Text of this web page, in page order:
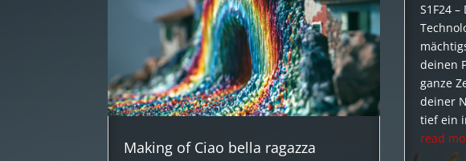
Making of Ciao bella ragazza
S1F24
deinen
ganze
deiner
tief ein
read